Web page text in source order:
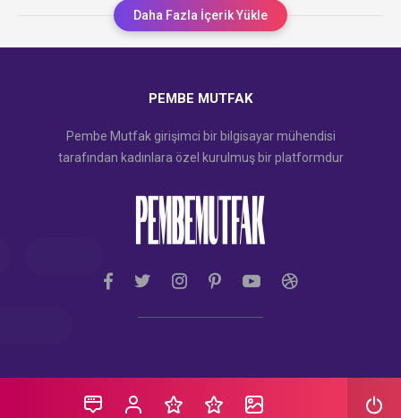
Daha Fazla İçerik Yükle
PEMBE MUTFAK
Pembe Mutfak girişimci bir bilgisayar mühendisi
tarafından kadınlara özel kurulmuş bir platformdur